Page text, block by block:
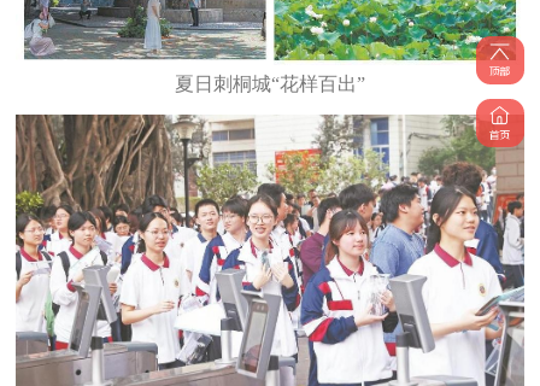
夏日刺桐城“花样百出”